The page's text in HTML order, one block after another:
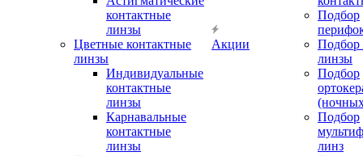
контактные
линзы
Цветные контактные
линзы
Индивидуальные
контактные
линзы
Карнавальные
контактные
линзы
Акции
Подбор
Подбор
линзы
Подбор
Подбор
линз